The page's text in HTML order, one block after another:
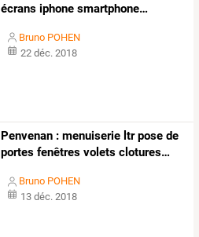
écrans iphone smartphone…
Bruno POHEN
22 déc. 2018
Penvenan : menuiserie ltrpose de
portes fenêtres volets clotures…
Bruno POHEN
13 déc. 2018